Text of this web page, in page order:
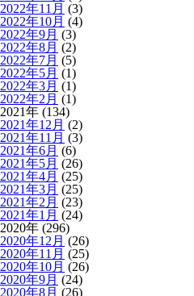
2022年11月 (3)
2022年10月 (4)
2022年9月 (3)
2022年8月 (2)
2022年7月 (5)
2022年5月 (1)
2022年3月 (1)
2022年2月 (1)
2021年 (134)
2021年12月 (2)
2021年11月 (3)
2021年6月 (6)
2021年5月 (26)
2021年4月 (25)
2021年3月 (25)
2021年2月 (23)
2021年1月 (24)
2020年 (296)
2020年12月 (26)
2020年11月 (25)
2020年10月 (26)
2020年9月 (24)
2020年8月 (26)